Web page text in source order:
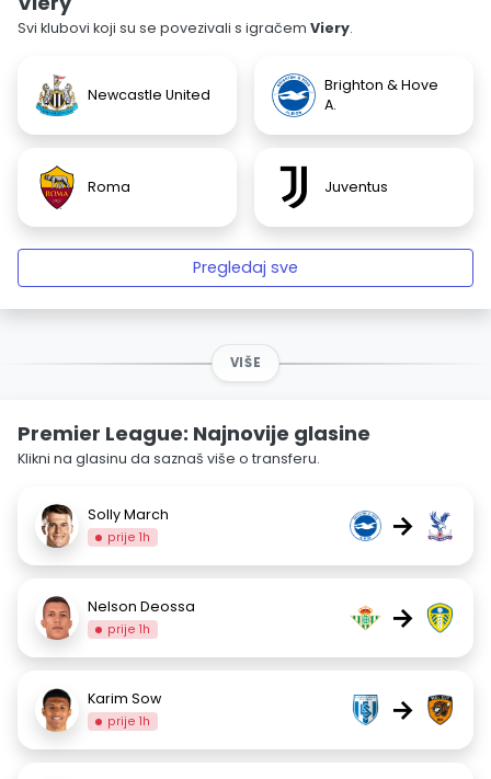
Svi klubovi koji su se povezivali s igračem Viery.
Newcastle United
Brighton & Hove
A.
Roma Juventus
Pregledaj sve
VIŠE
Premier League: Najnovije glasine
Klikni na glasinu da saznaš više o transferu.
Solly March
prije 1h →
Nelson Deossa
prije 1h →
Karim Sow
prije 1h →